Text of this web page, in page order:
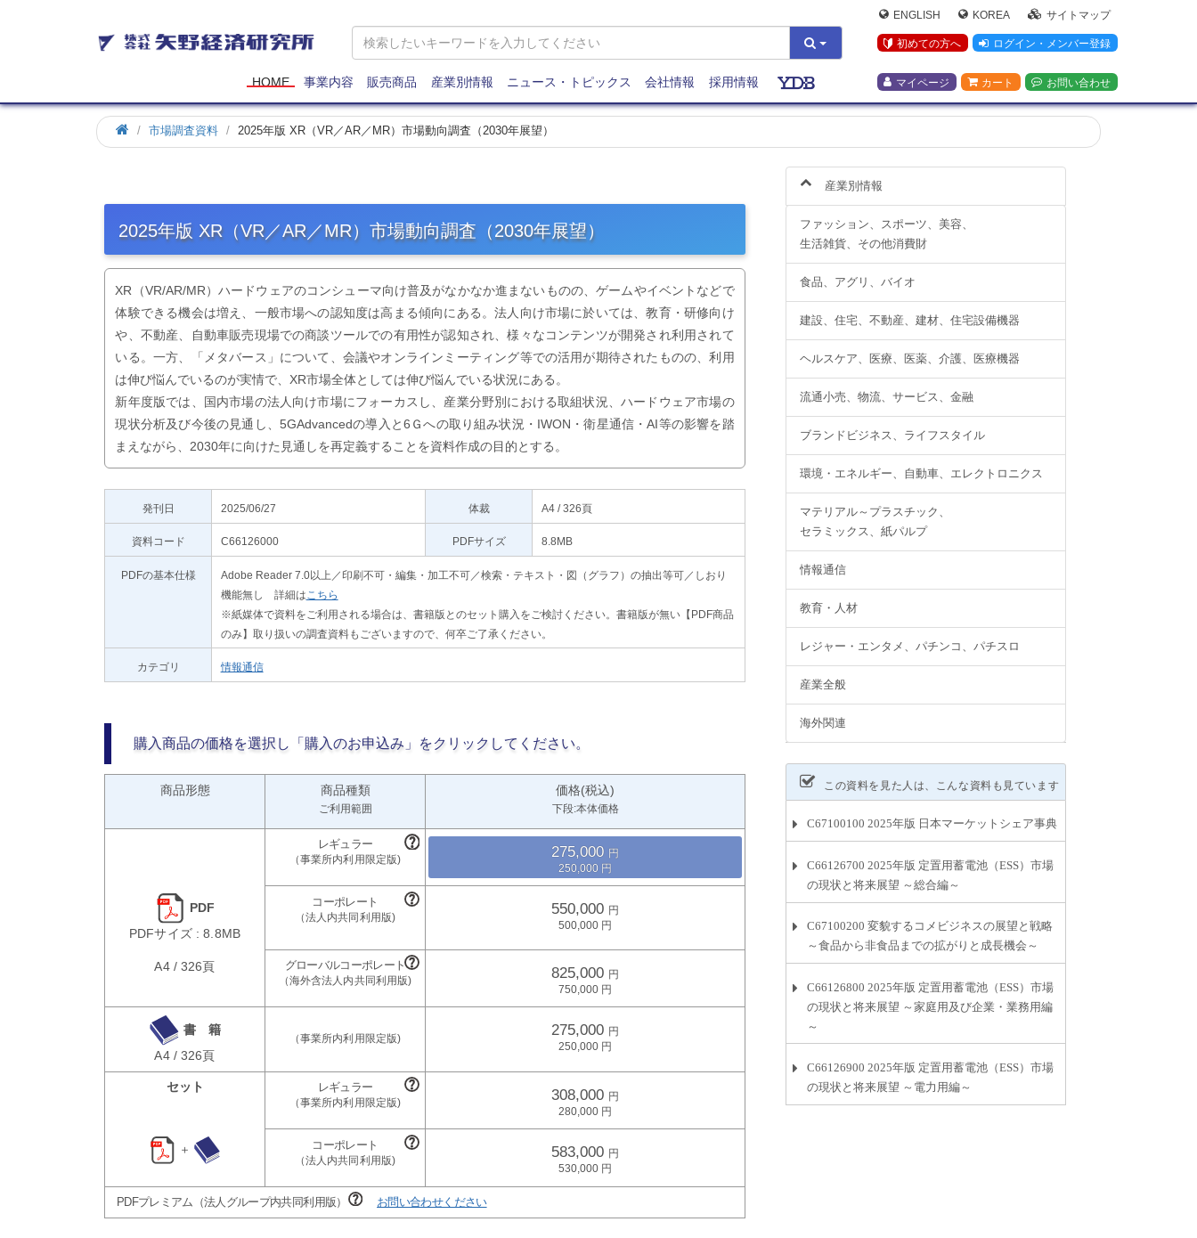
矢
野
研
究
所
ENGLISH KOREA サイトマップ
初めての方へ ログイン・メンバー登録
マイページ カート お問い合わせ
HOME 事業内容 販売商品 産業別情報 ニュース・トピックス 会社情報 採用情報
市場調査資料 2025年版 XR（VR／AR／MR）市場動向調査（2030年展望）
2025年版 XR（VR／AR／MR）市場動向調査（2030年展望）
XR（VR/AR/MR）ハードウェアのコンシューマ向け普及がなかなか進まないものの、ゲームやイベントなどで
体験できる機会は増え、一般市場への認知度は高まる傾向にある。法人向け市場に於いては、教育・研修向け
や、不動産、自動車販売現場での商談ツールでの有用性が認知され、様々なコンテンツが開発され利用されて
いる。一方、「メタバース」について、会議やオンラインミーティング等での活用が期待されたものの、利用
は伸び悩んでいるのが実情で、XR市場全体としては伸び悩んでいる状況にある。
新年度版では、国内市場の法人向け市場にフォーカスし、産業分野別における取組状況、ハードウェア市場の
現状分析及び今後の見通し、5GAdvancedの導入と6Ｇへの取り組み状況・IWON・衛星通信・AI等の影響を踏
まえながら、2030年に向けた見通しを再定義することを資料作成の目的とする。
発刊日 2025/06/27 体裁 A4 / 326頁
資料コード C66126000 PDFサイズ 8.8MB
PDFの基本仕様
Adobe Reader 7.0以上／印刷不可・編集・加工不可／検索・テキスト・図（グラフ）の抽出等可／しおり
機能無し 詳細は こちら
※紙媒体で資料をご利用される場合は、書籍版とのセット購入をご検討ください。書籍版が無い【PDF商品
のみ】取り扱いの調査資料もございますので、何卒ご了承ください。
カテゴリ 情報通信
購入商品の価格を選択し「購入のお申込み」をクリックしてください。
商品形態 商品種類
ご利用範囲
価格(税込)
下段:本体価格
275,000
250,000
PDF
PDFサイズ : 8.8MB
550,000
500,000
A4 / 326頁 825,000
750,000
書 籍
A4 / 326頁
275,000
250,000
セット 308,000
280,000
＋ 583,000
530,000
PDFプレミアム（法人グループ内共同利用版） お問い合わせください
産業別情報
ファッション、スポーツ、美容、
生活雑貨、その他消費財
食品、アグリ、バイオ
建設、住宅、不動産、建材、住宅設備機器
ヘルスケア、医療、医薬、介護、医療機器
流通小売、物流、サービス、金融
ブランドビジネス、ライフスタイル
環境・エネルギー、自動車、エレクトロニクス
マテリアル～プラスチック、
セラミックス、紙パルプ
情報通信
教育・人材
レジャー・エンタメ、パチンコ、パチスロ
産業全般
海外関連
この資料を見た人は、こんな資料も見ています
C67100100 2025年版 日本マーケットシェア事典
C66126700 2025年版 定置用蓄電池（ESS）市場
の現状と将来展望 ～総合編～
C67100200 変貌するコメビジネスの展望と戦略
～食品から非食品までの拡がりと成長機会～
C66126800 2025年版 定置用蓄電池（ESS）市場
の現状と将来展望 ～家庭用及び企業・業務用編
～
C66126900 2025年版 定置用蓄電池（ESS）市場
の現状と将来展望 ～電力用編～